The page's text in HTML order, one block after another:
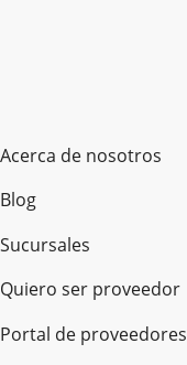
Acerca de nosotros
Blog
Sucursales
Quiero ser proveedor
Portal de proveedores